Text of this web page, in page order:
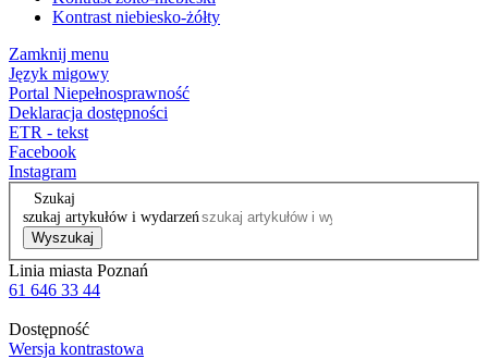
Kontrast niebiesko-żółty
Zamknij menu
Język migowy
Portal Niepełnosprawność
Deklaracja dostępności
ETR - tekst
Facebook
Instagram
Szukaj
szukaj artykułów i wydarzeń
Wyszukaj
Linia miasta Poznań
61 646 33 44
Dostępność
Wersja kontrastowa